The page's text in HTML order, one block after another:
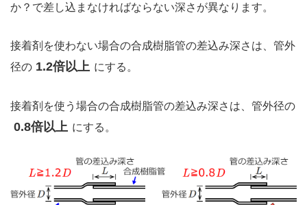
か？で差し込まなければならない深さが異なります。
接着剤を使わない場合の合成樹脂管の差込み深さは、管外
径の 1.2倍以上 にする。
接着剤を使う場合の合成樹脂管の差込み深さは、管外径の
0.8倍以上 にする。